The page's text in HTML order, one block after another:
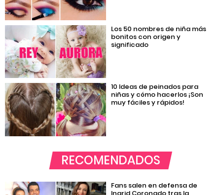
Los 50 nombres de niña más
bonitos con origen y
significado
10 Ideas de peinados para
niñas y cómo hacerlos ¡Son
muy fáciles y rápidos!
RECOMENDADOS
Fans salen en defensa de
Ingrid Coronado tras la